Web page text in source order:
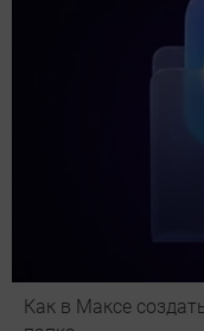
Как в Максе